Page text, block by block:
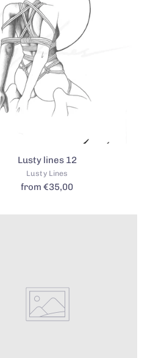
Lusty lines 12
Lusty Lines
from €35,00